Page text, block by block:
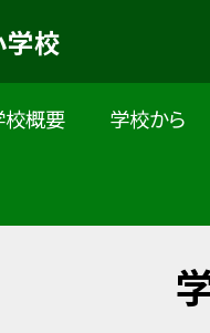
校
校概要 学校から